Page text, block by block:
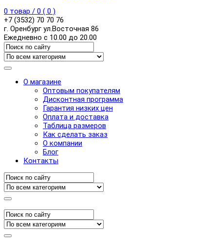
0 товар / 0 ( 0 )
+7 (3532) 70 70 76
г. Оренбург ул.Восточная 86
Ежедневно с 10.00 до 20.00
О магазине
Оптовым покупателям
Дисконтная программа
Гарантия низких цен
Оплата и доставка
Таблица размеров
Как сделать заказ
О компании
Блог
Контакты